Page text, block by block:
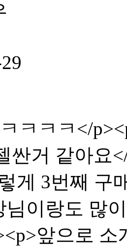
ㅋㅋㅋ</
싼거 같아요
게 3번째 구
님이랑도 많
앞으로